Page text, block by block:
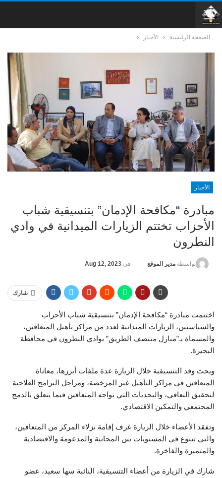
الصفحة الرئيسية الأخبار
الأخبار
مبادرة “مكافحة الإدمان” بتنسيقية شباب
الأحزاب تختتم الزيارات الميدانية في وادي
النطرون
بواسطة مدير الموقع في Aug 12, 2023
شارك
اختتمت مبادرة “مكافحة الإدمان” بتنسيقية شباب الأحزاب
والسياسيين، الزيارات الميدانية لعدد من مراكز تأهيل المتعافين،
والمسماة بـ”منازل منتصف الطريق” بوادي النطرون في محافظة
البحيرة.
وبحث وفد التنسيقية خلال الزيارة عدة ملفات أبرزها، معاناة
المتعافين في مراكز التأهيل غير المرخصة، ومراحل البرامج العلاجية
لتحقيق التعافي، والتحديات التي تواجه المتعافين فيما يتعلق بالدمج
المجتمعي والتمكين الاقتصادي.
وتفقد الأعضاء خلال الزيارة غرف إقامة نزلاء المركز من المتعافين،
والتي تتنوع في المستويات بين المجانية والمدعومة والاقتصادية
والمتميزة والفاخرة.
شارك في الزيارة من أعضاء التنسيقية، النائبة سها سعيد، عضو